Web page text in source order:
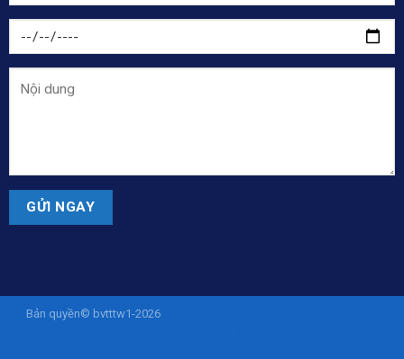
Bản quyền© bvtttw1-2026